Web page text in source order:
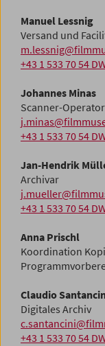
Manuel Lessnig
Versand und
+43 1 533 70 54
Johannes Minas
Scanner-Operator
+43 1 533 70 54
Jan-Hendrik
Archivar
+43 1 533 70 54
Anna Prischl
Koordination
Claudio
Digitales Archiv
+43 1 533 70 54